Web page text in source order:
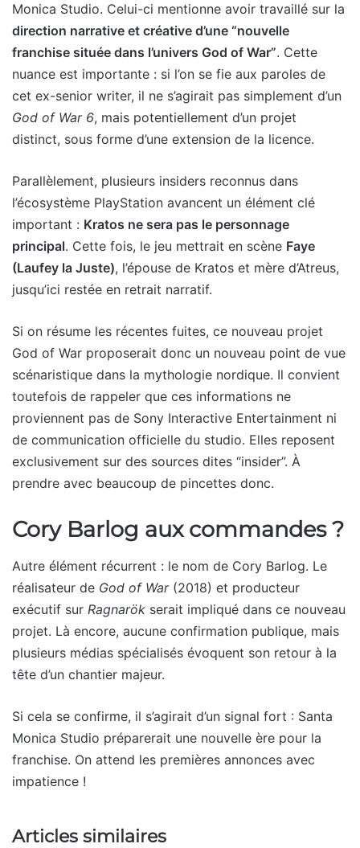
Monica Studio. Celui-ci mentionne avoir travaillé sur la
direction narrative et créative d’une “nouvelle
franchise située dans l’univers God of War”. Cette
nuance est importante : si l’on se fie aux paroles de
cet ex-senior writer, il ne s’agirait pas simplement d’un
God of War 6, mais potentiellement d’un projet
distinct, sous forme d’une extension de la licence.
Parallèlement, plusieurs insiders reconnus dans
l’écosystème PlayStation avancent un élément clé
important : Kratos ne sera pas le personnage
principal. Cette fois, le jeu mettrait en scène Faye
(Laufey la Juste), l’épouse de Kratos et mère d’Atreus,
jusqu’ici restée en retrait narratif.
Si on résume les récentes fuites, ce nouveau projet
God of War proposerait donc un nouveau point de vue
scénaristique dans la mythologie nordique. Il convient
toutefois de rappeler que ces informations ne
proviennent pas de Sony Interactive Entertainment ni
de communication officielle du studio. Elles reposent
exclusivement sur des sources dites “insider”. À
prendre avec beaucoup de pincettes donc.
Cory Barlog aux commandes ?
Autre élément récurrent : le nom de Cory Barlog. Le
réalisateur de God of War(2018) et producteur
exécutif sur Ragnarök serait impliqué dans ce nouveau
projet. Là encore, aucune confirmation publique, mais
plusieurs médias spécialisés évoquent son retour à la
tête d’un chantier majeur.
Si cela se confirme, il s’agirait d’un signal fort : Santa
Monica Studio préparerait une nouvelle ère pour la
franchise. On attend les premières annonces avec
impatience !
Articles similaires